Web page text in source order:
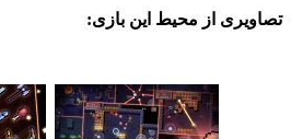
از محیط این بازی: